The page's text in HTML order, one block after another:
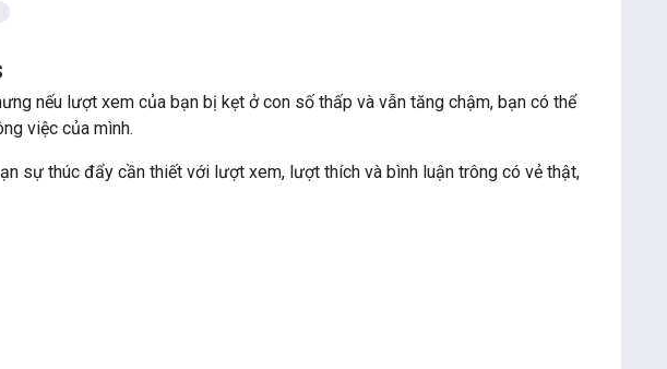
nếu lượt xem của bạn bị kẹt ở con số thấp và vẫn tăng chậm, bạn có thể
việc của mình.
sự thúc đẩy cần thiết với lượt xem, lượt thích và bình luận trông có vẻ thật,